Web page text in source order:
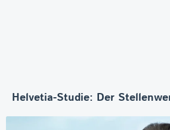
Helvetia-Studie: Der